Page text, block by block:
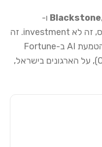
Blackstone ו-
כספק המודלים. זה לא round של גיוס, זה לא investment. זה
תאגיד חדש שנבנה מאפס סביב Claude, ומיועד לשוק שיש בו פוטנציאל של מאות מיליארדי דולרים: הטמעת AI ב-Fortune
1000. במאמר הזה אני שובר את המשמעות — מה זה אומר על השוק, על המתחרים (OpenAI, Google), על הארגונים בישראל,